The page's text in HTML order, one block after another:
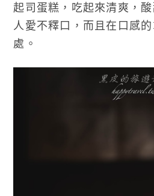
起司蛋糕，吃起來清爽，
人愛不釋口，而且在口感
處。